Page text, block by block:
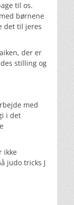
til os.
børnene
det til jeres
der er
stilling og
med
i det
ikke
judo tricks J